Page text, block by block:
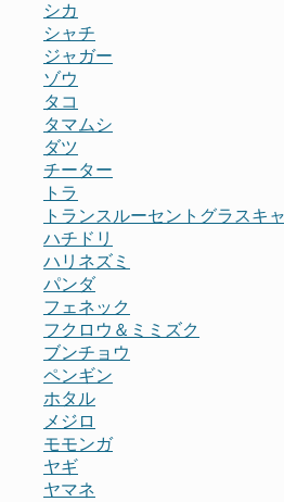
シカ
シャチ
ジャガー
ゾウ
タコ
タマムシ
ダツ
チーター
トラ
トランスルーセントグラスキ
ハチドリ
ハリネズミ
パンダ
フェネック
フクロウ＆ミミズク
ブンチョウ
ペンギン
ホタル
メジロ
モモンガ
ヤギ
ヤマネ